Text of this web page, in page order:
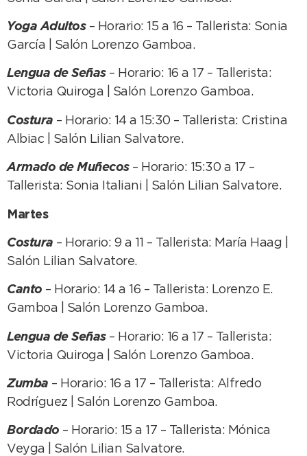
Yoga Adultos – Horario: 15 a 16 – Tallerista: Sonia
García | Salón Lorenzo Gamboa.
Lengua de Señas – Horario: 16 a 17 – Tallerista:
Victoria Quiroga | Salón Lorenzo Gamboa.
Costura – Horario: 14 a 15:30 – Tallerista: Cristina
Albiac | Salón Lilian Salvatore.
Armado de Muñecos– Horario: 15:30 a 17 –
Tallerista: Sonia Italiani | Salón Lilian Salvatore.
Martes
Costura – Horario: 9 a 11 – Tallerista: María Haag |
Salón Lilian Salvatore.
Canto – Horario: 14 a 16 – Tallerista: Lorenzo E.
Gamboa | Salón Lorenzo Gamboa.
Lengua de Señas – Horario: 16 a 17 – Tallerista:
Victoria Quiroga | Salón Lorenzo Gamboa.
Zumba – Horario: 16 a 17 – Tallerista: Alfredo
Rodríguez | Salón Lorenzo Gamboa.
Bordado – Horario: 15 a 17 – Tallerista: Mónica
Veyga | Salón Lilian Salvatore.